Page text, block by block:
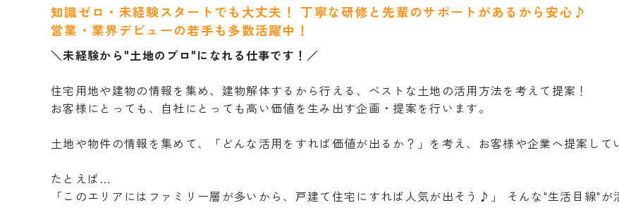
知識ゼロ・未経験スタートでも大丈夫！ 丁寧な研修と先輩のサポートがあるから安心♪
営業・業界デビューの若手も多数活躍中！
＼未経験から"土地のプロ"になれる仕事です！／
住宅用地や建物の情報を集め、建物解体するから行える、ベストな土地の活用方法を考えて提案！
お客様にとっても、自社にとっても高い価値を生み出す企画・提案を行います。
土地や物件の情報を集めて、「どんな活用をすれば価値が出るか？」を考え、お客様や企業へ提案し
たとえば…
「このエリアにはファミリー層が多いから、戸建て住宅にすれば人気が出そう♪」 そんな"生活目線"が